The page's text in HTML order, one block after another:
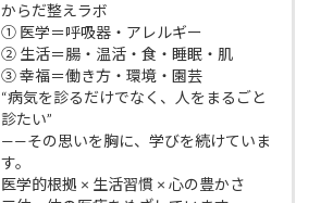
からだ整えラボ
① 医学＝呼吸器・アレルギー
② 生活＝腸・温活・食・睡眠・肌
③ 幸福＝働き方・環境・園芸
“病気を診るだけでなく、人をまるごと
診たい”
——その思いを胸に、学びを続けていま
す。
医学的根拠 × 生活習慣 × 心の豊かさ